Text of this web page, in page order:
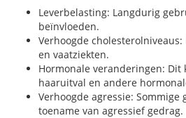
Leverbelasting: Langdurig
beïnvloeden.
Verhoogde
en vaatziekten.
Hormonale veranderingen: Dit
haaruitval en andere
Verhoogde agressie:
toename van agressief gedrag.